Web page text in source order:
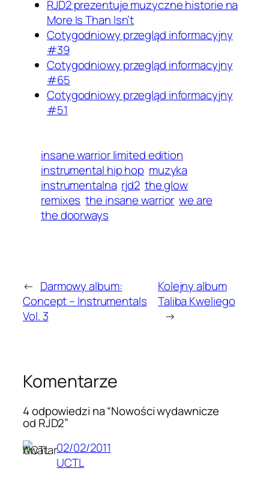
RJD2 prezentuje muzyczne historie na
More Is Than Isn’t
Cotygodniowy przegląd informacyjny
#39
Cotygodniowy przegląd informacyjny
#65
Cotygodniowy przegląd informacyjny
#51
insane warrior limited edition
instrumental hip hop muzyka
instrumentalna rjd2 the glow
remixes the insane warrior we are
the doorways
← Darmowy album:
Concept – Instrumentals
Vol. 3
Kolejny album
Taliba Kweliego
→
Komentarze
4 odpowiedzi na “Nowości wydawnicze
od RJD2”
02/02/2011
UCTL